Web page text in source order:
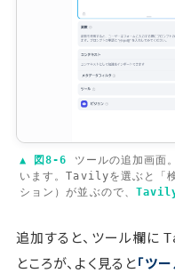
▲ 図8-6 ツールの追加画面
います。Tavilyを選ぶと「
ション）が並ぶので、 Tavily
追加すると、ツール欄に
ところが、よく見ると「ツ